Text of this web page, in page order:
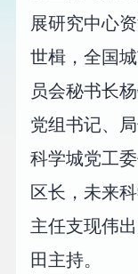
展研究中心
世楫，全国
员会秘书长
党组书记、
科学城党工
区长，未来
主任支现伟
田主持。